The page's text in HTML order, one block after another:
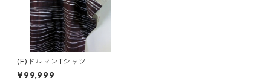
(F)ドルマンTシャツ
¥99,999